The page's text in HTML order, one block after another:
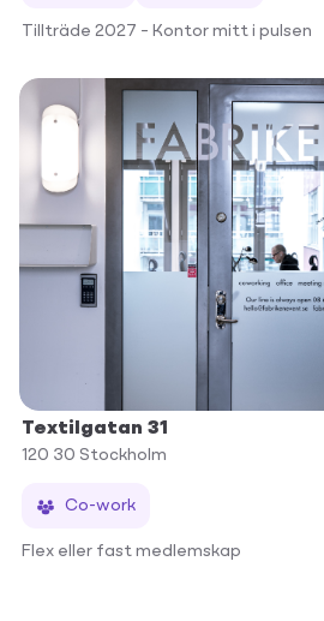
Tillträde 2027 – Kontor mitt i pulsen
Textilgatan 31
120 30 Stockholm
Co-work
Flex eller fast medlemskap